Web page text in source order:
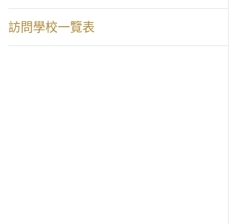
訪問學校一覽表